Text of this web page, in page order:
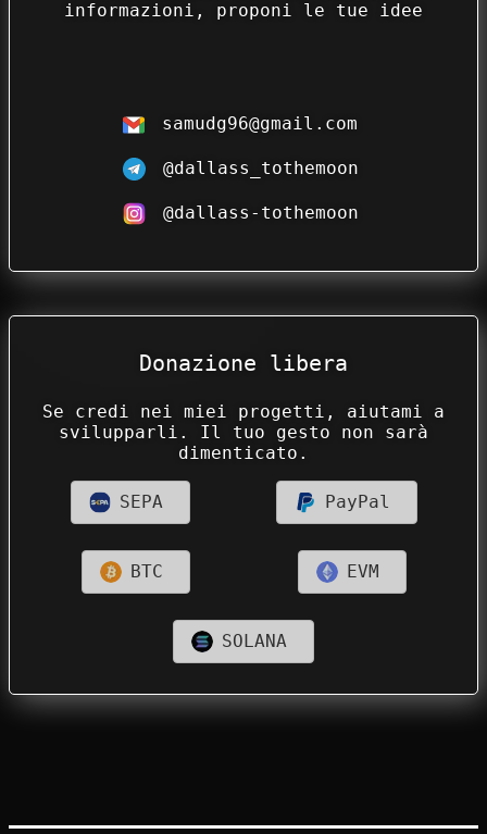
informazioni, proponi le tue idee
samudg96@gmail.com
@dallass_tothemoon
@dallass-tothemoon
Donazione libera
Se credi nei miei progetti, aiutami a
svilupparli. Il tuo gesto non sarà
dimenticato.
SEPA PayPal
BTC EVM
SOLANA